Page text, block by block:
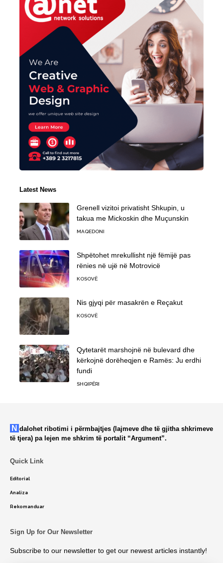
Latest News
Grenell vizitoi privatisht Shkupin, u
takua me Mickoskin dhe Muçunskin
MAQEDONI
Shpëtohet mrekullisht një fëmijë pas
rënies në ujë në Motrovicë
KOSOVË
Nis gjyqi për masakrën e Reçakut
KOSOVË
Qytetarët marshojnë në bulevard dhe
kërkojnë dorëheqjen e Ramës: Ju erdhi
fundi
SHQIPËRI
Ndalohet ribotimi i përmbajtjes (lajmeve dhe të gjitha shkrimeve
të tjera) pa lejen me shkrim të portalit “Argument”.
Quick Link
Editorial
Analiza
Rekomanduar
Sign Up for Our Newsletter
Subscribe to our newsletter to get our newest articles instantly!